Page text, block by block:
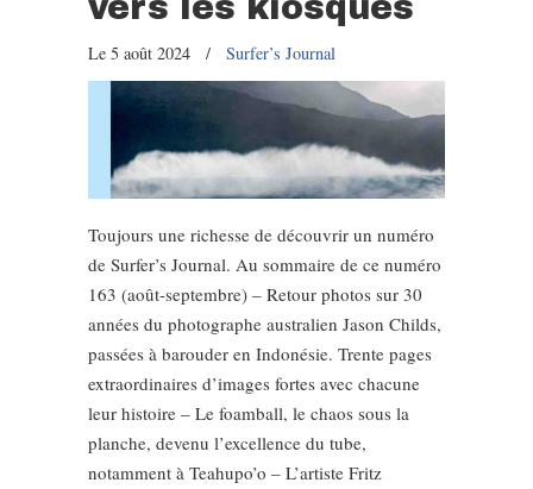
vers les kiosques
Le 5 août 2024 / Surfer’s Journal
Toujours une richesse de découvrir un numéro
de Surfer’s Journal. Au sommaire de ce numéro
163 (août-septembre) – Retour photos sur 30
années du photographe australien Jason Childs,
passées à barouder en Indonésie. Trente pages
extraordinaires d’images fortes avec chacune
leur histoire – Le foamball, le chaos sous la
planche, devenu l’excellence du tube,
notamment à Teahupo’o – L’artiste Fritz